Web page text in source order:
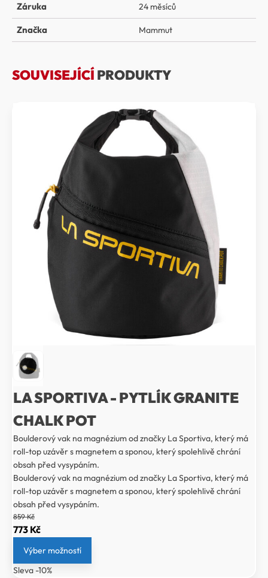
Záruka 24 měsíců
Značka Mammut
SOUVISEJÍCÍ PRODUKTY
LA SPORTIVA - PYTLÍK GRANITE
CHALK POT
Boulderový vak na magnézium od značky La Sportiva, který má
roll-top uzávěr s magnetem a sponou, který spolehlivě chrání
obsah před vysypáním.
Boulderový vak na magnézium od značky La Sportiva, který má
roll-top uzávěr s magnetem a sponou, který spolehlivě chrání
obsah před vysypáním.
859Kč
Původní
cena
byla:
859 Kč.
773 KčAktuální
cena
773 Kč.
Výber možností
Sleva -10%